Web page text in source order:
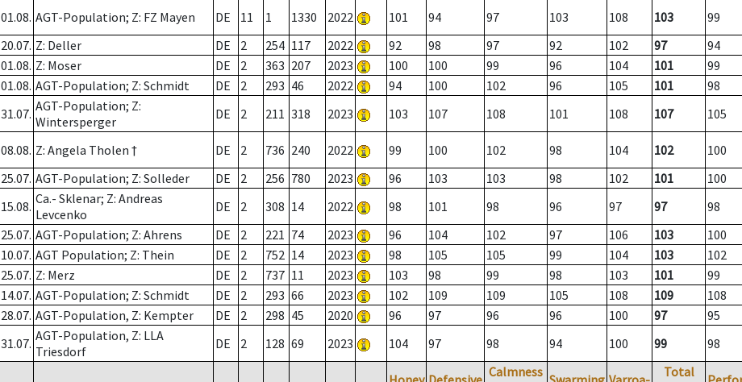
01.08. AGT-Population; Z: FZ Mayen DE 11 1 1330 2022 101 94 97 103 108 103
99
20.07. Z: Deller DE 2 254 117 2022 92 98 97 92 102 97
94
01.08. Z: Moser DE 2 363 207 2023 100 100 99 96 104 101
99
01.08. AGT-Population; Z: Schmidt DE 2 293 46 2022 94 100 102 96 105 101
98
31.07. AGT-Population; Z:
Wintersperger
DE 2 211 318 2023 103 107 108 101 108 107 105
08.08. Z: Angela Tholen † DE 2 736 240 2022 99 100 102 98 104 102
100
25.07. AGT-Population; Z: Solleder DE 2 256 780 2023 96 103 103 98 102 101
100
15.08. Ca.- Sklenar; Z: Andreas
Levcenko
DE 2 308 14 2022 98 101 98 96 97 97
98
25.07. AGT-Population; Z: Ahrens DE 2 221 74 2023 96 104 102 97 106 103
100
10.07. AGT Population; Z: Thein DE 2 752 14 2023 98 105 105 99 104 103
102
25.07. Z: Merz DE 2 737 11 2023 103 98 99 98 103 101
99
14.07. AGT-Population; Z: Schmidt DE 2 293 66 2023 102 109 109 105 108 109
108
28.07. AGT-Population, Z: Kempter DE 2 298 45 2020 96 97 96 96 100 97
95
31.07. AGT-Population, Z: LLA
Triesdorf
DE 2 128 69 2023 104 97 98 94 100 99 98
Calmness
Total